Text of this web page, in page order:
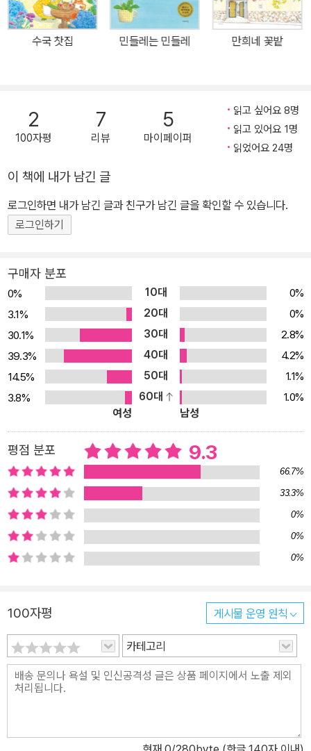
집에 들어서서 한 발짝 한 발짝 내디딜 때마다 회색빛이었던 엘리제
할머니의 집 곳곳이 조금씩 색으로 물들기 시작합니다. 동시에 할머
니의 마음도 점점 꼬마 손님에게 기웁니다. 소년이 집으로 돌아간 뒤
면 우리의 마음도 덩달아 행복해집니다. 이 그림책을 다 읽은 뒤 아이
들은 알게 될 것입니다. 때때로 종이비행기처럼 아주 작은 종이 한 조
각, 예상치 못했던 소소한 사건이 누군가의 마음을 행복하게 해 줄 수
님’은 누구인가요? 여러분은 누구의 ‘색깔 손님’인가요? ■ ‘색깔 손
님’이 가져다준 따뜻한 색깔 선물, 할머니의 삶을 행복으로 물들이다!
혼자 있기를 좋아하고, 겁이 많아 집 밖에도 나가는 법이 없는 엘리제
빛 집은 곧 엘리제 할머니인 셈이지요. 어느 날 갑자기 ‘회색빛’ 집 안
으로 날아든 ‘파란색’ 종이비행기는, 마음의 문을 꼭꼭 닫아 둔 할머니
에겐 일종의 침입이자 집 안의 먼지처럼 털어 버려야 할 한낱 색깔덩
어리에 불과했습니다. 다음 날 아침, 한 소년이 종이비행기를 찾기 위
해 할머니 집의 문을 두드립니다. ‘방해 사절’이라는 팻말에도 불구하
고 말이죠. 소년이 집 안에 들어선 순간부터 회색빛으로 뒤덮인, 엘리
제 할머니의 집 안에는 서서히 아름다운 생기가 돕니다. 소년이 머무
는 공간마다 색깔이 덧입혀지고, 이윽고 할머니 집 전체가 색으로 물
들지요. 천진난만한 소년과 함께 할머니의 젊은 시절 사진을 보며 이
야기를 나누고, 동화책을 읽고, 숨바꼭질을 하는 동안 할머니의 마음
속에는 그동안 잊고 지냈던 추억, 소소한 행복 그리고 용기가 하나둘
고개를 듭니다. 갑자기 찾아온 특별한 손님에 대한 따뜻한 마음도요.
소년이 집으로 돌아간 뒤 엘리제 할머니는 온통 색으로 물든 방 안에
서 옅은 푸른빛 종이를 꺼내어 종이비행기를 접습니다. 서툰 솜씨로
종이비행기를 완성한 할머니의 뺨은 어느새 붉게 물들고, 입가에는
미소가 피어오릅니다. 두근두근 심장 소리도 희미하게 들리는 듯합니
이들의 마음을 행복하게 해 줄 수 있다는 사실을 빛과 색, 따뜻한 이야
기로 풀어낸 그림책입니다. 이 책이 아이들의 마음에 찾아든 ‘색깔 손
님’이 되어 주기를, 우리 아이들이 누군가에게 ‘색깔 손님’ 같은 따뜻
한 존재가 되어 주기를 바랍니다. ■ 책장을 넘길 때마다 색깔을 덧입
는 마법 같은 그림책 안트예 담은 꼭꼭 닫혀 있던 할머니의 회색빛 마
좀 더 효과적으로 표현하기 위해 작가는 3D 방식을 택했습니다. 종이
수국 찻집 민들레는 민들레 만희네 꽃밭
2
100자평
7
리뷰
5
마이페이퍼
읽고 싶어요 8명
읽고 있어요 1명
읽었어요 24명
이 책에 내가 남긴 글
로그인하면 내가 남긴 글과 친구가 남긴 글을 확인할 수 있습니다.
로그인하기
구매자 분포
0% 10대
0%
3.1%
20대
0%
30.1%
30대
2.8%
39.3%
40대
4.2%
14.5%
50대
1.1%
3.8%
60대
1.0%
여성
남성
평점 분포 9.3
66.7%
33.3%
0%
0%
0%
100자평 게시물 운영 원칙
카테고리